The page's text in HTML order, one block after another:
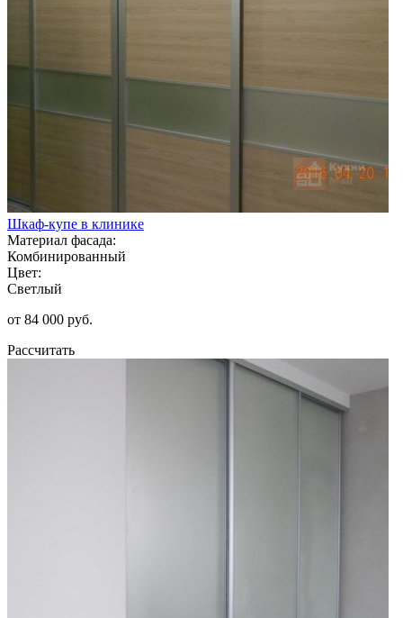
Шкаф-купе в клинике
Материал фасада:
Комбинированный
Цвет:
Светлый
от 84 000 руб.
Рассчитать